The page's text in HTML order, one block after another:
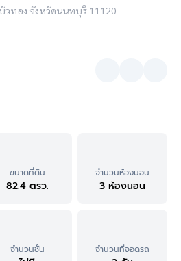
วทอง จังหวัดนนทบุรี 11120
ขนาดที่ดิน
82.4 ตรว.
จำนวนห้องนอน
3 ห้องนอน
จำนวนชั้น จำนวนที่จอดรถ